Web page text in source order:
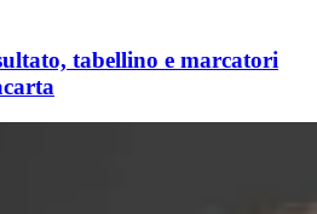
tabellino e marcatori